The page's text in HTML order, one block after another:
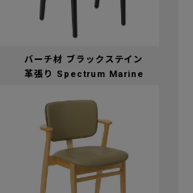
バーチ材 ブラックステイン
革張り Spectrum Marine